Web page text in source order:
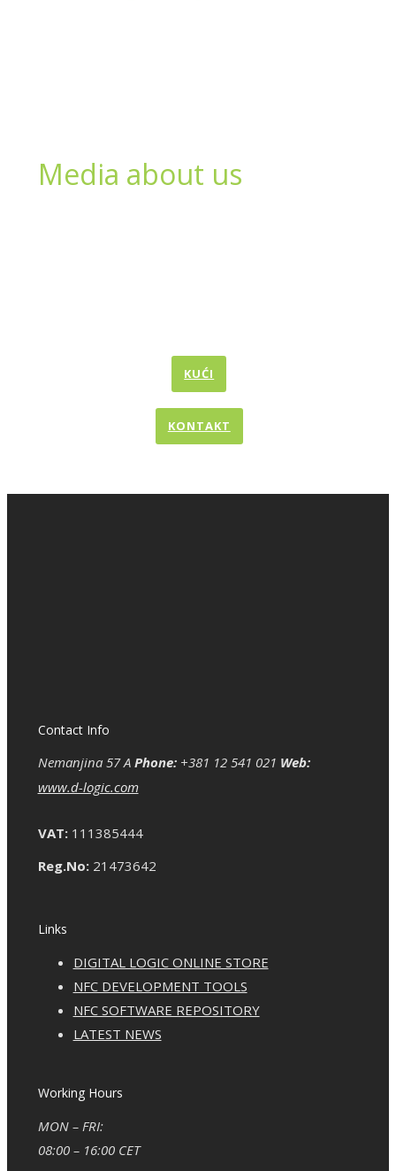
Media about us
KUĆI
KONTAKT
Contact Info
Nemanjina 57 A Phone:+381 12 541 021 Web:
www.d-logic.com
VAT:111385444
Reg.No:21473642
Links
DIGITAL LOGIC ONLINE STORE
NFC DEVELOPMENT TOOLS
NFC SOFTWARE REPOSITORY
LATEST NEWS
Working Hours
MON – FRI:
08:00 – 16:00 CET